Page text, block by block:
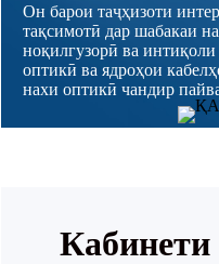
Он барои таҷҳизоти
тақсимотӣ дар шабакаи
ноқилгузорӣ ва
оптикӣ ва ядроҳои
нахи оптикӣ чандир
Кабинети